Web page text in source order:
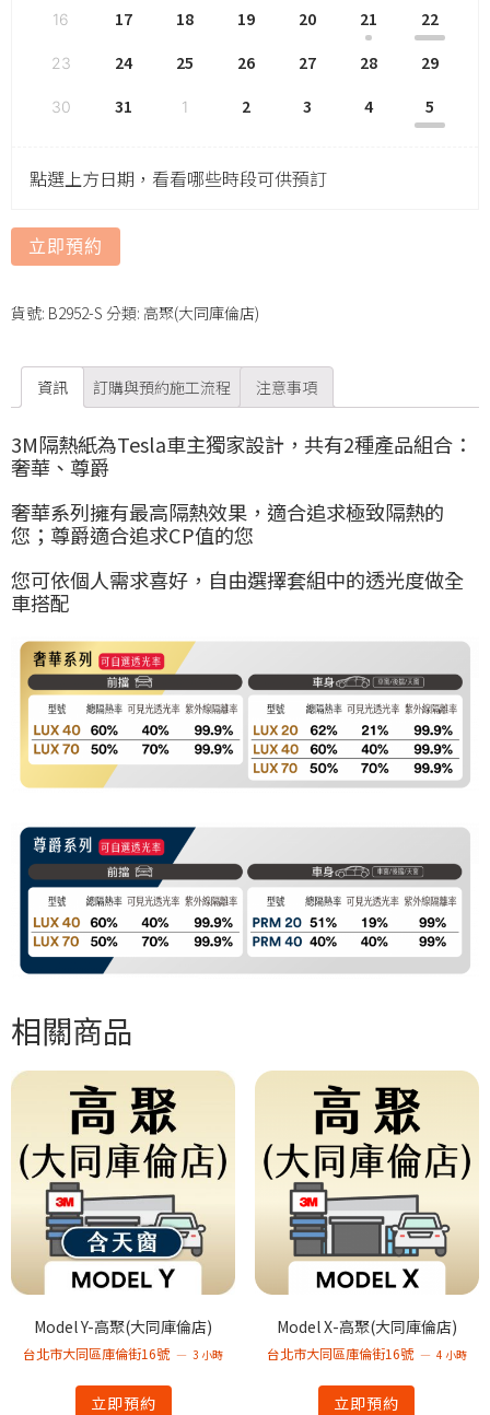
16 17 18 19 20 21 22
23 24 25 26 27 28 29
30 31 1 2 3 4 5
點選上方日期，看看哪些時段可供預訂
立即預約
貨號: B2952-S 分類: 高聚(大同庫倫店)
資訊 訂購與預約施工流程 注意事項
3M隔熱紙為Tesla車主獨家設計，共有2種產品組合：
奢華、尊爵
奢華系列擁有最高隔熱效果，適合追求極致隔熱的
您；尊爵適合追求CP值的您
您可依個人需求喜好，自由選擇套組中的透光度做全
車搭配
相關商品
Model Y-高聚(大同庫倫店)
台北市大同區庫倫街16號 3 小時
立即預約
Model X-高聚(大同庫倫店)
台北市大同區庫倫街16號 4 小時
立即預約